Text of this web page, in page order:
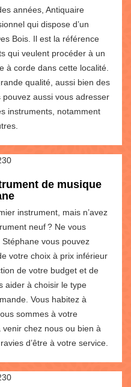
années, Antiquaire
qui dispose d’un
Bois. Il est la référence
qui veulent procéder à un
à corde dans cette localité.
qualité, aussi bien des
aussi vous adresser
instruments, notamment
de musique
instrument, mais n’avez
neuf ? Ne vous
vous pouvez
votre choix à prix inférieur
de votre budget et de
aider à choisir le type
Vous habitez à
sommes à votre
venir chez nous ou bien à
d’être à votre service.